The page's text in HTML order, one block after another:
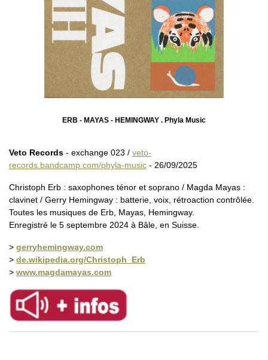
ERB - MAYAS - HEMINGWAY . Phyla Music
Veto Records - exchange 023 / veto-
records.bandcamp.com/phyla-music - 26/09/2025
Christoph Erb : saxophones ténor et soprano / Magda Mayas :
clavinet / Gerry Hemingway : batterie, voix, rétroaction contrôlée.
Toutes les musiques de Erb, Mayas, Hemingway.
Enregistré le 5 septembre 2024 à Bâle, en Suisse.
> gerryhemingway.com
> de.wikipedia.org/Christoph_Erb
> www.magdamayas.com